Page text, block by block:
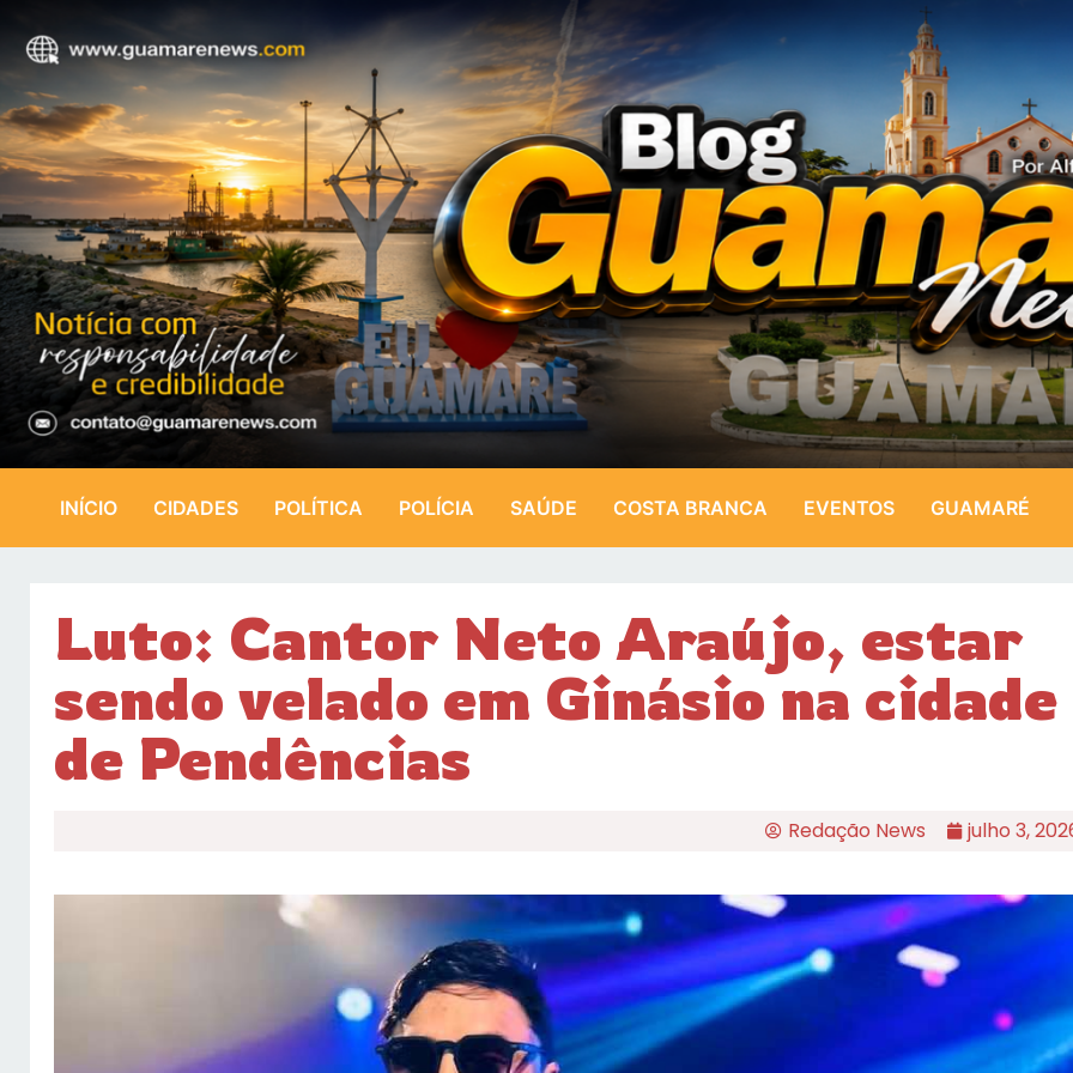
INÍCIO CIDADES POLÍTICA POLÍCIA SAÚDE COSTA BRANCA EVENTOS GUAMARÉ
Luto: Cantor Neto Araújo, estar
sendo velado em Ginásio na cidade
de Pendências
Redação News julho 3,